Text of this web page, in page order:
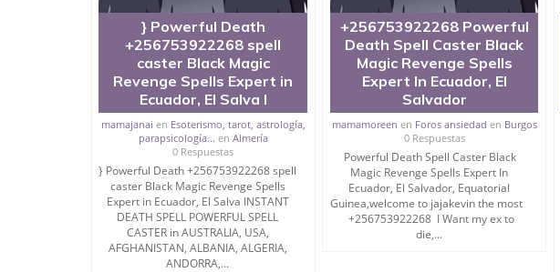
} Powerful Death
+256753922268 spell
caster Black Magic
Revenge Spells Expert in
Ecuador, El Salva I
mamajanai en Esoterismo, tarot, astrología,
parapsicología... en Almería
0 Respuestas
} Powerful Death +256753922268 spell
caster Black Magic Revenge Spells
Expert in Ecuador, El Salva INSTANT
DEATH SPELL POWERFUL SPELL
CASTER in AUSTRALIA, USA,
AFGHANISTAN, ALBANIA, ALGERIA,
ANDORRA,...
+256753922268 Powerful
Death Spell Caster Black
Magic Revenge Spells
Expert In Ecuador, El
Salvador
mamamoreen en Foros ansiedad en Burgos
0 Respuestas
Powerful Death Spell Caster Black
Magic Revenge Spells Expert In
Ecuador, El Salvador, Equatorial
Guinea,welcome to jajakevin the most
+256753922268 I Want my ex to
die,...